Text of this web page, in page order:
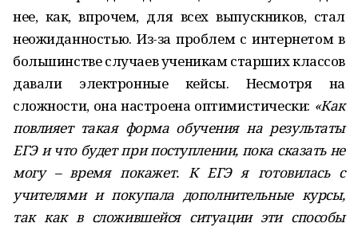
нее, как, впрочем, для всех выпускников, стал
неожиданностью. Из-за проблем с интернетом в
большинстве случаев ученикам старших классов
давали электронные кейсы. Несмотря на
сложности, она настроена оптимистически: «Как
повлияет такая форма обучения на результаты
ЕГЭ и что будет при поступлении, пока сказать не
могу – время покажет. К ЕГЭ я готовилась с
учителями и покупала дополнительные курсы,
так как в сложившейся ситуации эти способы